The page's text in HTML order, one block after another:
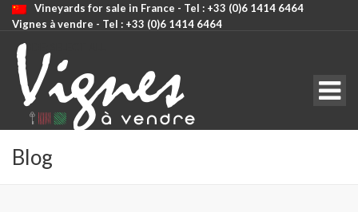
Vineyards for sale in France - Tel : +33 (0)6 1414 6464
Vignes à vendre - Tel : +33 (0)6 1414 6464
CODE: SELECT ALL
Blog